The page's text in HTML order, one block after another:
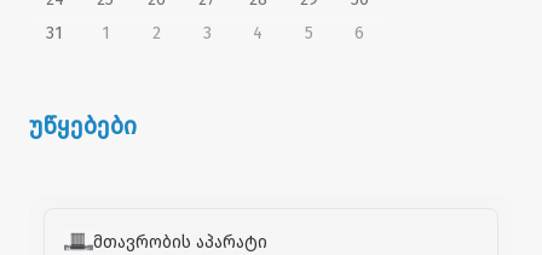
31
1 2 3 4 5 6
უწყებები
მთავრობის აპარატი